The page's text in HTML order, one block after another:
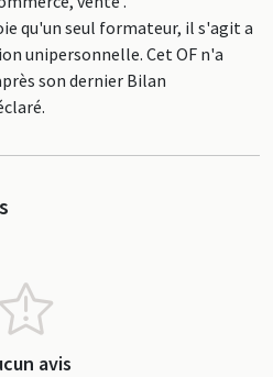
qu'un seul formateur, il s'agit a
unipersonnelle. Cet OF n'a
son dernier Bilan
avis